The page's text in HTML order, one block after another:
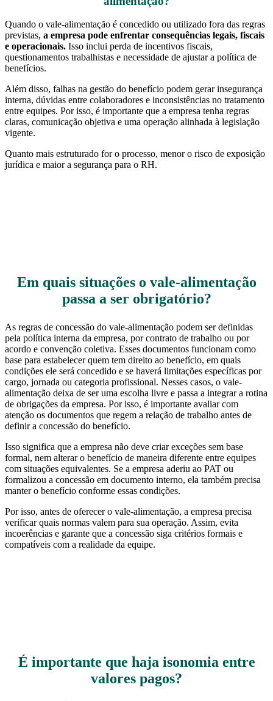
Quando o vale-alimentação é concedido ou utilizado fora das regras
previstas, a empresa pode enfrentar consequências legais, fiscais
e operacionais. Isso inclui perda de incentivos fiscais,
questionamentos trabalhistas e necessidade de ajustar a política de
benefícios.
Além disso, falhas na gestão do benefício podem gerar insegurança
interna, dúvidas entre colaboradores e inconsistências no tratamento
entre equipes. Por isso, é importante que a empresa tenha regras
claras, comunicação objetiva e uma operação alinhada à legislação
vigente.
Quanto mais estruturado for o processo, menor o risco de exposição
jurídica e maior a segurança para o RH.
Em quais situações o vale-alimentação
passa a ser obrigatório?
As regras de concessão do vale-alimentação podem ser definidas
pela política interna da empresa, por contrato de trabalho ou por
acordo e convenção coletiva. Esses documentos funcionam como
base para estabelecer quem tem direito ao benefício, em quais
condições ele será concedido e se haverá limitações específicas por
cargo, jornada ou categoria profissional. Nesses casos, o vale-
alimentação deixa de ser uma escolha livre e passa a integrar a rotina
de obrigações da empresa. Por isso, é importante avaliar com
atenção os documentos que regem a relação de trabalho antes de
definir a concessão do benefício.
Isso significa que a empresa não deve criar exceções sem base
formal, nem alterar o benefício de maneira diferente entre equipes
com situações equivalentes. Se a empresa aderiu ao PAT ou
formalizou a concessão em documento interno, ela também precisa
manter o benefício conforme essas condições.
Por isso, antes de oferecer o vale-alimentação, a empresa precisa
verificar quais normas valem para sua operação. Assim, evita
incoerências e garante que a concessão siga critérios formais e
compatíveis com a realidade da equipe.
É importante que haja isonomia entre
valores pagos?